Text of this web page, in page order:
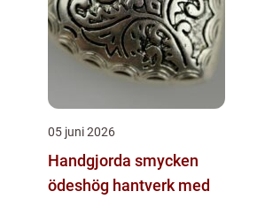
05 juni 2026
Handgjorda smycken
ödeshög hantverk med